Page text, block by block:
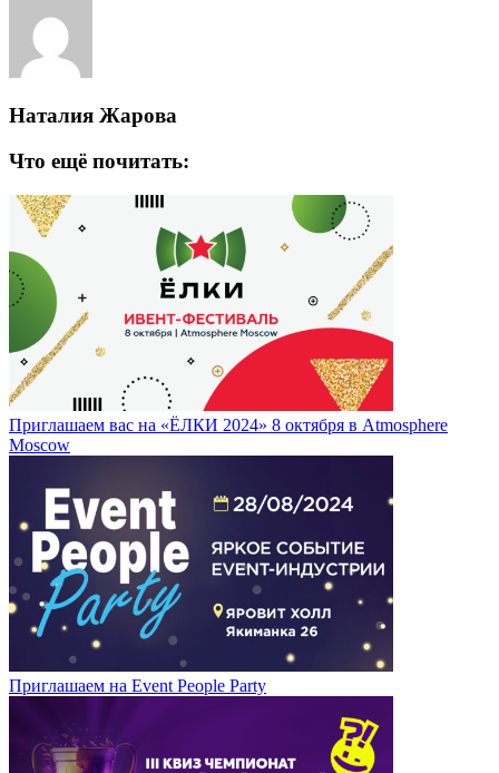
Наталия Жарова
Что ещё почитать:
Приглашаем вас на «ЁЛКИ 2024» 8 октября в Atmosphere
Moscow
Приглашаем на Event People Party